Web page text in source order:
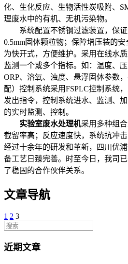
化、生化反应、生物活性炭吸附、
理废水中的有机、无机污染物。
系统配置不锈钢过滤装置，保证
0.5mm固体颗粒物；保障增压装的
为快开式，方便维护。采用在线水
监测一个或多个指标。如：温度、
ORP、溶氧、浊度、悬浮固体参数
配）控制系统采用FSPLC控制系统
发出指令，控制系统进水、监测、
的实时监测、控制。
实验室废水处理机采用多种组
截留率高；反应速度快，系统抗冲
经过十余年的研发和革新，四川优
备工艺日臻完善。时至今日，我司
了稳固的合作伙伴关系。
文章导航
1 2 3
近期文章